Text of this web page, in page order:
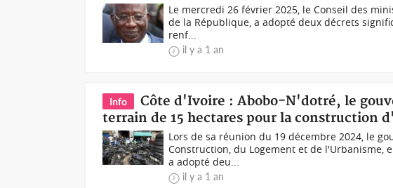
Le mercredi 26 février 2025, le Conseil des
de la République, a adopté deux décrets
renf...
il y a 1 an
Info
Côte d'Ivoire : Abobo-N'dotré, le
terrain de 15 hectares pour la construction
Lors de sa réunion du 19 décembre 2024, le
Construction, du Logement et de l'Urbanisme,
a adopté deu...
il y a 1 an